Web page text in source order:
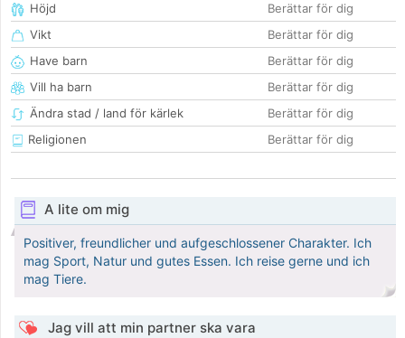
Höjd
Berättar för dig
Vikt
Berättar för dig
Have barn
Berättar för dig
Vill ha barn
Berättar för dig
Ändra stad / land för kärlek
Berättar för dig
Religionen
Berättar för dig
A lite om mig
Positiver, freundlicher und aufgeschlossener Charakter. Ich
mag Sport, Natur und gutes Essen. Ich reise gerne und ich
mag Tiere.
Jag vill att min partner ska vara